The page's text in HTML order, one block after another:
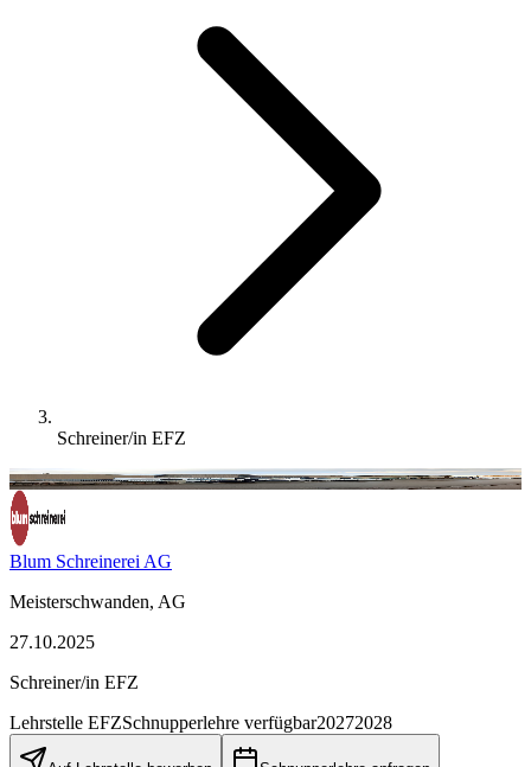
Schreiner/in EFZ
Blum Schreinerei AG
Meisterschwanden, AG
27.10.2025
Schreiner/in EFZ
Lehrstelle EFZSchnupperlehre verfügbar20272028